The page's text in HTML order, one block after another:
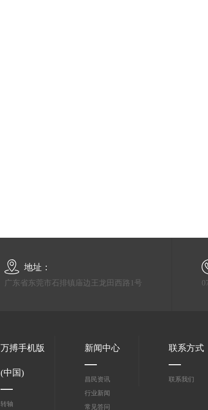
地址：
广东省东莞市石排镇庙边王龙田西路1号
万搏手机版
(中国)
转轴
新闻中心
昌民资讯
行业新闻
常见答问
联系方式
联系我们